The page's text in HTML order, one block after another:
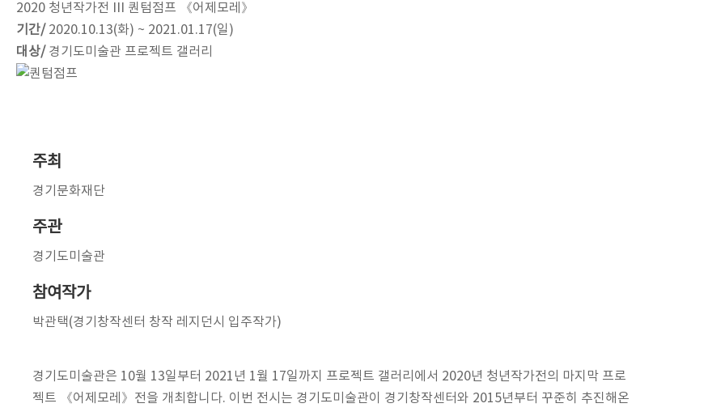
2020 청년작가전 III 퀀텀점프 《어제모레》
기간/ 2020.10.13(화) ~ 2021.01.17(일)
대상/ 경기도미술관 프로젝트 갤러리
주최
경기문화재단
주관
경기도미술관
참여작가
박관택(경기창작센터 창작 레지던시 입주작가)
경기도미술관은 10월 13일부터 2021년 1월 17일까지 프로젝트 갤러리에서 2020년 청년작가전의 마지막 프로
젝트 《어제모레》전을 개최합니다. 이번 전시는 경기도미술관이 경기창작센터와 2015년부터 꾸준히 추진해온